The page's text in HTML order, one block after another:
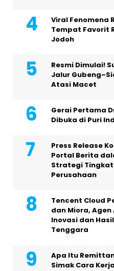
Viral Fenomena
Tempat Favorit
Jodoh
Resmi Dimulai!
Jalur
Atasi Macet
Gerai Pertama
Dibuka di Puri
Press Release
Portal Berita
Strategi
Perusahaan
Tencent Cloud
dan Miora, Agen
Inovasi dan
Tenggara
Apa Itu
Simak Cara